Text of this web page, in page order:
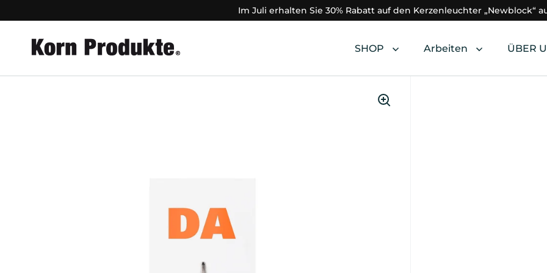
Im Juli erhalten Sie 30% Rabatt auf den Kerzenleuchter „Newblock“
SHOP Arbeiten ÜBER